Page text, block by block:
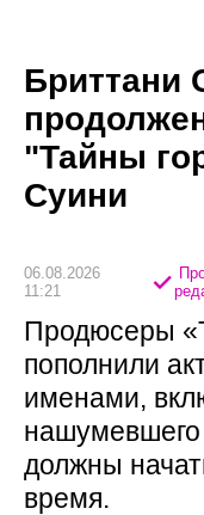
Бриттани
"Тайны
Суини
06.08.2026
11:21
Продюсеры
пополнили
именами,
нашумевшего
должны
время.